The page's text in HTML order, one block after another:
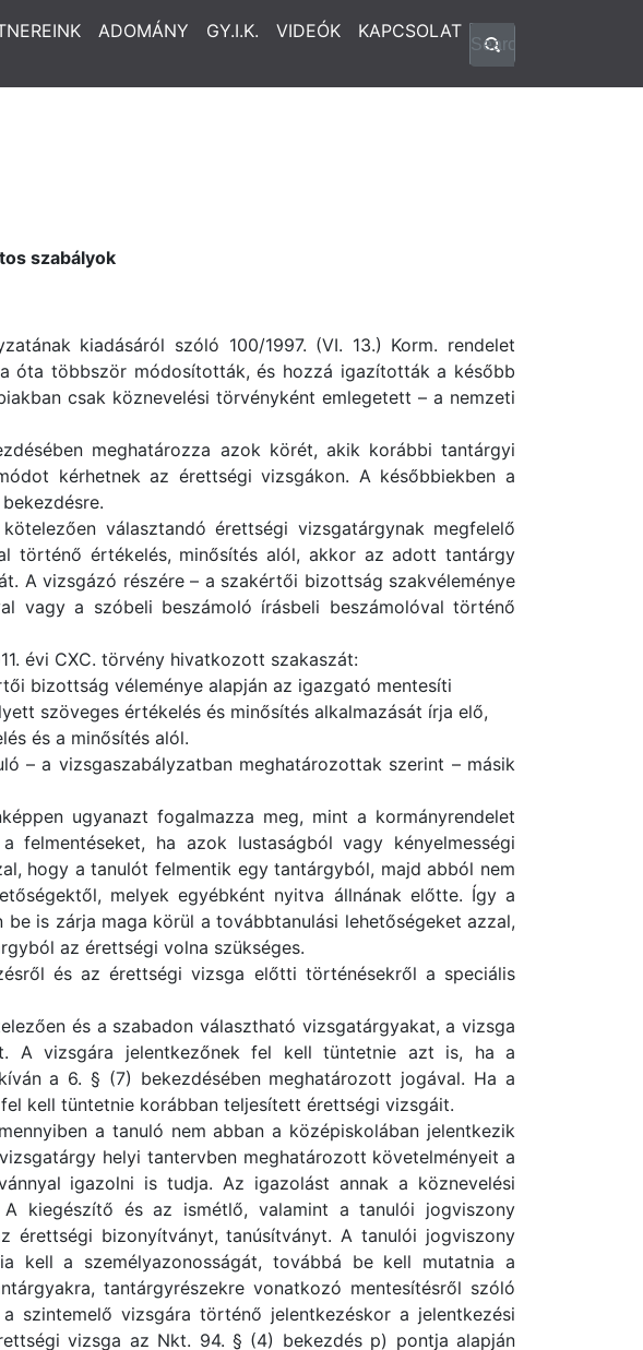
ADOMÁNY GY.I.K. VIDEÓK KAPCSOLAT
szabályok
kiadásáról szóló 100/1997. (VI. 13.) Korm. rendelet
óta többször módosították, és hozzá igazították a később
csak köznevelési törvényként emlegetett – a nemzeti
meghatározza azok körét, akik korábbi tantárgyi
kérhetnek az érettségi vizsgákon. A későbbiekben a
választandó érettségi vizsgatárgynak megfelelő
történő értékelés, minősítés alól, akkor az adott tantárgy
A vizsgázó részére – a szakértői bizottság szakvéleménye
vagy a szóbeli beszámoló írásbeli beszámolóval történő
évi CXC. törvény hivatkozott szakaszát:
bizottság véleménye alapján az igazgató mentesíti
szöveges értékelés és minősítés alkalmazását írja elő,
és a minősítés alól.
– a vizsgaszabályzatban meghatározottak szerint – másik
ugyanazt fogalmazza meg, mint a kormányrendelet
felmentéseket, ha azok lustaságból vagy kényelmességi
hogy a tanulót felmentik egy tantárgyból, majd abból nem
melyek egyébként nyitva állnának előtte. Így a
is zárja maga körül a továbbtanulási lehetőségeket azzal,
az érettségi volna szükséges.
és az érettségi vizsga előtti történésekről a speciális
és a szabadon választható vizsgatárgyakat, a vizsga
A vizsgára jelentkezőnek fel kell tüntetnie azt is, ha a
a 6. § (7) bekezdésében meghatározott jogával. Ha a
kell tüntetnie korábban teljesített érettségi vizsgáit.
a tanuló nem abban a középiskolában jelentkezik
helyi tantervben meghatározott követelményeit a
igazolni is tudja. Az igazolást annak a köznevelési
kiegészítő és az ismétlő, valamint a tanulói jogviszony
érettségi bizonyítványt, tanúsítványt. A tanulói jogviszony
kell a személyazonosságát, továbbá be kell mutatnia a
tantárgyrészekre vonatkozó mentesítésről szóló
szintemelő vizsgára történő jelentkezéskor a jelentkezési
vizsga az Nkt. 94. § (4) bekezdés p) pontja alapján